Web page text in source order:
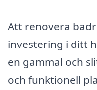
Att renovera
investering i ditt
en gammal och
och funktionell